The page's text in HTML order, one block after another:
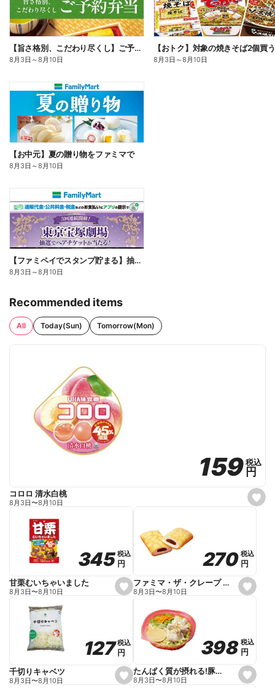
【旨さ格別、こだわり尽くし】ご予約弁当
8月3日 ～8月10日 8月3日 ～8月10日
【お中元】夏の贈り物をファミマで
8月3日 ～8月10日
【ファミペイでスタンプ貯まる】抽選でペアチケットが当たる!
8月3日 ～8月10日
Recommended items
All Today(Sun) Tomorrow(Mon)
s
e
159
159税込
税込
円
円
コロロ 清水白桃
8月3日〜8月10日
s
e
o
r
i
e
345
345税込
税込
円
円
甘栗むいちゃいました
8月3日〜8月10日
s
e
o
r
i
e
270
270 税込
税込
円
円
ファミマ・ザ・クレープ 生チョコ
8月3日〜8月10日
s
e
127
127税込
税込
円
円
千切りキャベツ
8月3日〜8月10日
s
e
398
398 税込
税込
円
円
たんぱく質が摂れる!豚しゃぶのパスタサラダ
8月3日〜8月10日